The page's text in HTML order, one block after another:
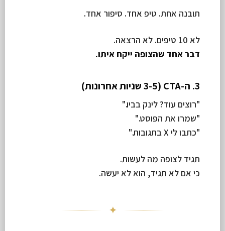
תובנה אחת. טיפ אחד. סיפור אחד.
לא 10 טיפים. לא הרצאה.
דבר אחד שהצופה ייקח איתו.
3. ה-CTA (3-5 שניות אחרונות)
"רוצים עוד? לינק בביו."
"שמרו את הפוסט."
"כתבו לי X בתגובות."
תגיד לצופה מה לעשות.
כי אם לא תגיד, הוא לא יעשה.
✦